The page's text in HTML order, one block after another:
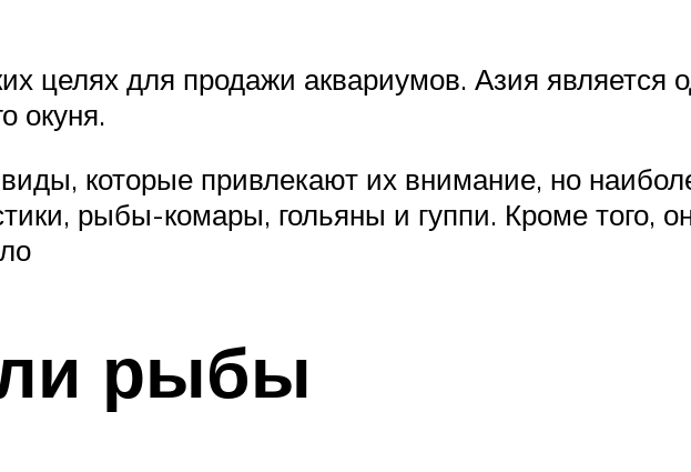
целях для продажи аквариумов. Азия является
окуня.
которые привлекают их внимание, но
рыбы-комары, гольяны и гуппи. Кроме того,
рыбы